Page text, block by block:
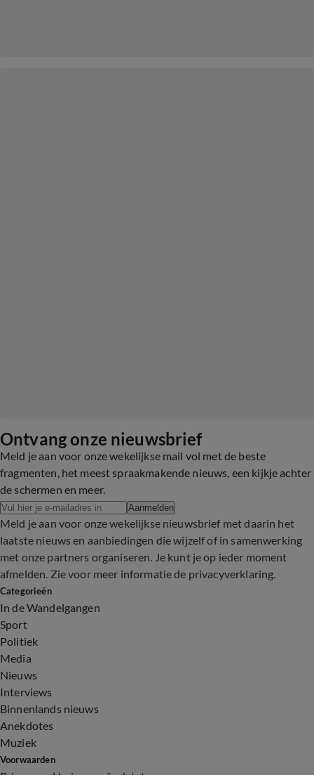
Ontvang onze nieuwsbrief
Meld je aan voor onze wekelijkse mail vol met de beste
fragmenten, het meest spraakmakende nieuws, een kijkje achter
de schermen en meer.
Aanmelden
Meld je aan voor onze wekelijkse nieuwsbrief met daarin het
laatste nieuws en aanbiedingen die wijzelf of in samenwerking
met onze partners organiseren. Je kunt je op ieder moment
afmelden. Zie voor meer informatie de privacyverklaring.
Categorieën
In de Wandelgangen
Sport
Politiek
Media
Nieuws
Interviews
Binnenlands nieuws
Anekdotes
Muziek
Voorwaarden